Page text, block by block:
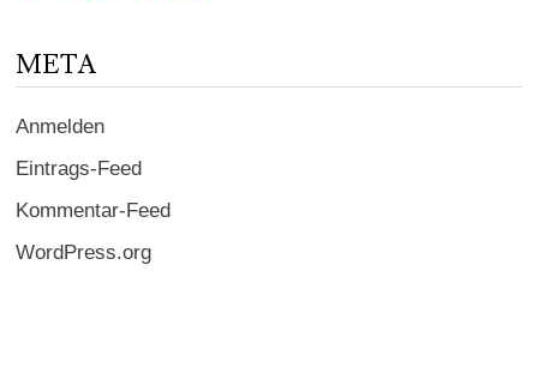
META
Anmelden
Eintrags-Feed
Kommentar-Feed
WordPress.org